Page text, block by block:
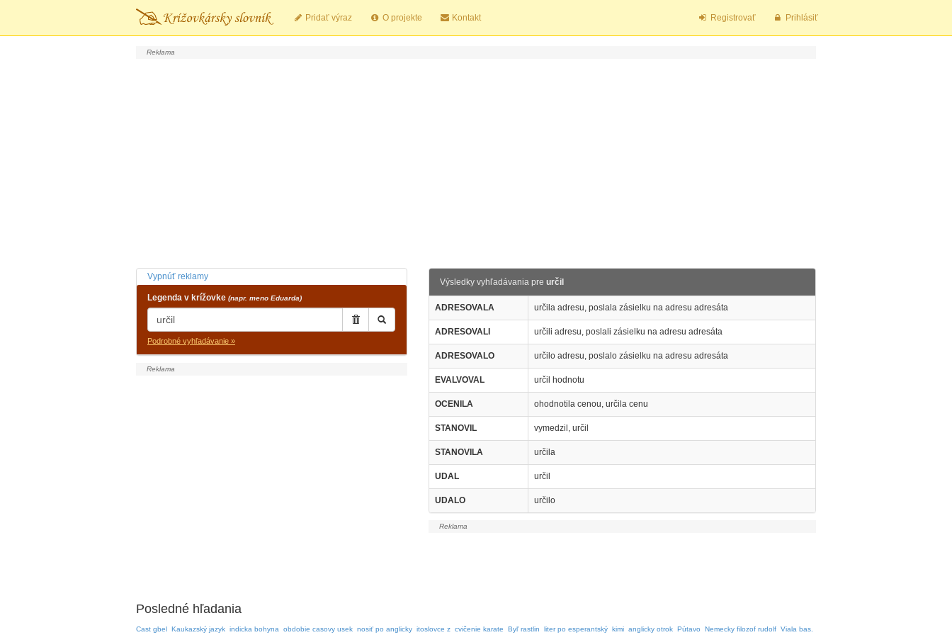
Pridať výraz O projekte Kontakt Registrovať Prihlásiť
Vypnúť reklamy
Legenda v krížovke (napr. meno Eduarda)
Podrobné vyhľadávanie »
Výsledky vyhľadávania pre určil
ADRESOVALA určila adresu, poslala zásielku na adresu adresáta
ADRESOVALI určili adresu, poslali zásielku na adresu adresáta
ADRESOVALO určilo adresu, poslalo zásielku na adresu adresáta
EVALVOVAL určil hodnotu
OCENILA ohodnotila cenou, určila cenu
STANOVIL vymedzil, určil
STANOVILA určila
UDAL určil
UDALO určilo
Posledné hľadania
Cast gbel Kaukazský jazyk indicka bohyna obdobie casovy usek nosiť po anglicky itoslovce z cvičenie karate Byľ rastlin liter po esperantský kimi anglicky otrok Pútavo Nemecky filozof rudolf Viala bas.